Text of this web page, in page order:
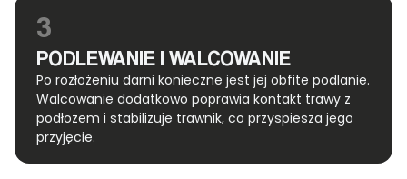
3
PODLEWANIE I WALCOWANIE
Po rozłożeniu darni konieczne jest jej obfite podlanie.
Walcowanie dodatkowo poprawia kontakt trawy z
podłożem i stabilizuje trawnik, co przyspiesza jego
przyjęcie.